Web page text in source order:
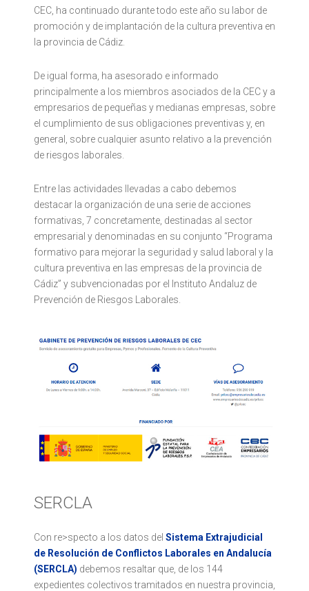
CEC, ha continuado durante todo este año su labor de
promoción y de implantación de la cultura preventiva en
la provincia de Cádiz.
De igual forma, ha asesorado e informado
principalmente a los miembros asociados de la CEC y a
empresarios de pequeñas y medianas empresas, sobre
el cumplimiento de sus obligaciones preventivas y, en
general, sobre cualquier asunto relativo a la prevención
de riesgos laborales.
Entre las actividades llevadas a cabo debemos
destacar la organización de una serie de acciones
formativas, 7 concretamente, destinadas al sector
empresarial y denominadas en su conjunto “Programa
formativo para mejorar la seguridad y salud laboral y la
cultura preventiva en las empresas de la provincia de
Cádiz” y subvencionadas por el Instituto Andaluz de
Prevención de Riesgos Laborales.
SERCLA
Con re>specto a los datos del Sistema Extrajudicial
de Resolución de Conflictos Laborales en Andalucía
(SERCLA) debemos resaltar que, de los 144
expedientes colectivos tramitados en nuestra provincia,